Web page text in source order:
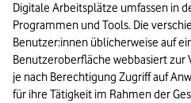
Digitale Arbeitsplätze umfassen in
Programmen und Tools. Die
Benutzer:innen üblicherweise auf
Benutzeroberfläche webbasiert zur
je nach Berechtigung Zugriff auf
für ihre Tätigkeit im Rahmen der